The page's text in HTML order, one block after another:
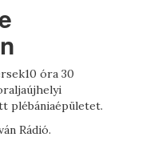
óra 30
plébániaépületet.
Rádió.